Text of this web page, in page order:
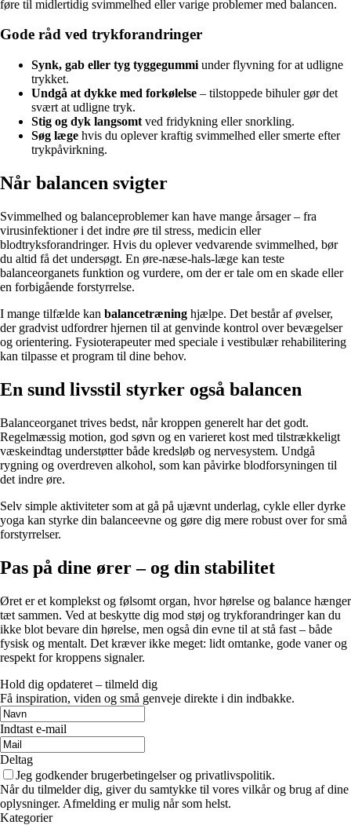
føre til midlertidig svimmelhed eller varige problemer med balancen.
Gode råd ved trykforandringer
Synk, gab eller tyg tyggegummi under flyvning for at udligne
trykket.
Undgå at dykke med forkølelse – tilstoppede bihuler gør det
svært at udligne tryk.
Stig og dyk langsomt ved fridykning eller snorkling.
Søg læge hvis du oplever kraftig svimmelhed eller smerte efter
trykpåvirkning.
Når balancen svigter
Svimmelhed og balanceproblemer kan have mange årsager – fra
virusinfektioner i det indre øre til stress, medicin eller
blodtryksforandringer. Hvis du oplever vedvarende svimmelhed, bør
du altid få det undersøgt. En øre-næse-hals-læge kan teste
balanceorganets funktion og vurdere, om der er tale om en skade eller
en forbigående forstyrrelse.
I mange tilfælde kan balancetræning hjælpe. Det består af øvelser,
der gradvist udfordrer hjernen til at genvinde kontrol over bevægelser
og orientering. Fysioterapeuter med speciale i vestibulær rehabilitering
kan tilpasse et program til dine behov.
En sund livsstil styrker også balancen
Balanceorganet trives bedst, når kroppen generelt har det godt.
Regelmæssig motion, god søvn og en varieret kost med tilstrækkeligt
væskeindtag understøtter både kredsløb og nervesystem. Undgå
rygning og overdreven alkohol, som kan påvirke blodforsyningen til
det indre øre.
Selv simple aktiviteter som at gå på ujævnt underlag, cykle eller dyrke
yoga kan styrke din balanceevne og gøre dig mere robust over for små
forstyrrelser.
Pas på dine ører – og din stabilitet
Øret er et komplekst og følsomt organ, hvor hørelse og balance hænger
tæt sammen. Ved at beskytte dig mod støj og trykforandringer kan du
ikke blot bevare din hørelse, men også din evne til at stå fast – både
fysisk og mentalt. Det kræver ikke meget: lidt omtanke, gode vaner og
respekt for kroppens signaler.
Hold dig opdateret – tilmeld dig
Få inspiration, viden og små genveje direkte i din indbakke.
Indtast e-mail
Deltag
Jeg godkender brugerbetingelser og privatlivspolitik.
Når du tilmelder dig, giver du samtykke til vores vilkår og brug af dine
oplysninger. Afmelding er mulig når som helst.
Kategorier